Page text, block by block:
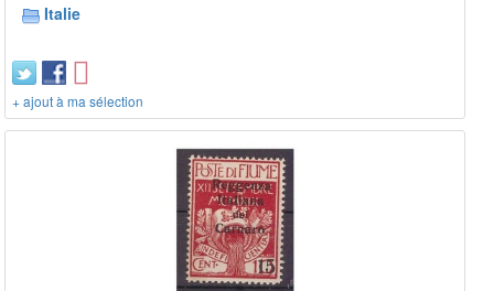
Italie
+ ajout à ma sélection